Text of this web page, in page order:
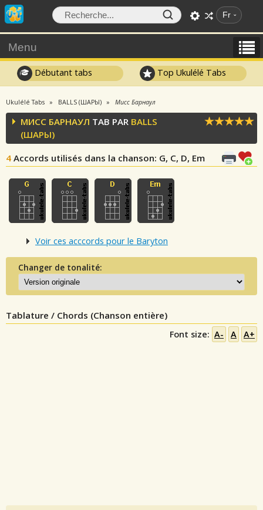
Fr
Menu
Débutant tabs Top Ukulélé Tabs
Ukulélé Tabs BALLS (ШАРЫ) Мисс Барнаул
МИСС БАРНАУЛ TAB PAR BALLS
(ШАРЫ)
4 Accords utilisés dans la chanson: G, C, D, Em
Voir ces acccords pour le Baryton
Changer de tonalité:
Tablature / Chords (Chanson entière)
Font size: A- A A+